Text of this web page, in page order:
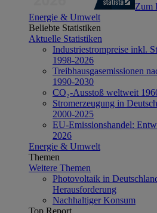
Zum
Energie & Umwelt
Beliebte Statistiken
Aktuelle Statistiken
Industriestrompreise inkl.
1998-2026
Treibhausgasemissionen
1990-2030
CO₂-Ausstoß weltweit
Stromerzeugung in
2000-2025
EU-Emissionshandel:
2026
Energie & Umwelt
Themen
Weitere Themen
Photovoltaik in
Herausforderung
Nachhaltiger Konsum
Top Report